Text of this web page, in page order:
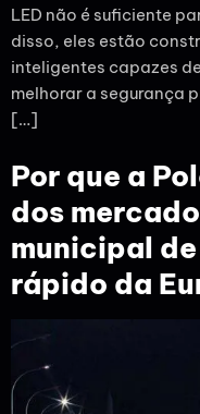
LED não é suficiente
disso, eles estão
inteligentes capazes
melhorar a segurança
[…]
Por que a
dos
municipal
rápido da